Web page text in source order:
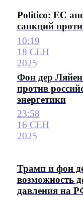
Politico: ЕС
санкций
10:19
18 СЕН
2025
Фон дер
против
энергетики
23:58
16 СЕН
2025
Трамп и фон
возможность
давления на